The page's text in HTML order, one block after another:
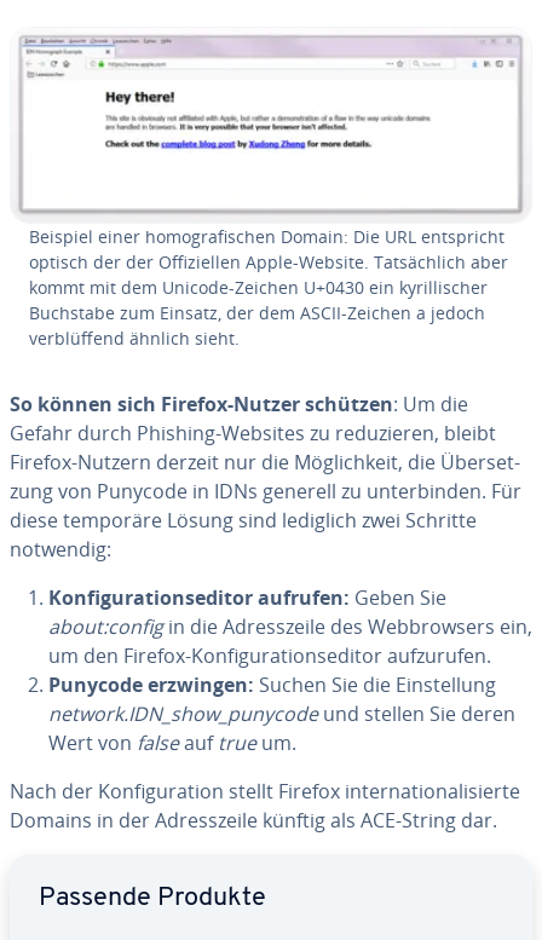
Beispiel einer ho­mo­gra­fi­schen Domain: Die URL ent­spricht
optisch der der Of­fi­zi­el­len Apple-Website. Tat­säch­lich aber
kommt mit dem Unicode-Zeichen U+0430 ein ky­ril­li­scher
Buchstabe zum Einsatz, der dem ASCII-Zeichen a jedoch
ver­blüf­fend ähnlich sieht.
So können sich Firefox-Nutzer schützen: Um die
Gefahr durch Phishing-Websites zu re­du­zie­ren, bleibt
Firefox-Nutzern derzeit nur die Mög­lich­keit, die Über­set­
zung von Punycode in IDNs generell zu un­ter­bin­den. Für
diese temporäre Lösung sind lediglich zwei Schritte
notwendig:
Kon­fi­gu­ra­ti­ons­edi­tor aufrufen: Geben Sie
about:configin die Adress­zei­le des Web­brow­sers ein,
um den Firefox-Kon­fi­gu­ra­ti­ons­edi­tor auf­zu­ru­fen.
Punycode erzwingen: Suchen Sie die Ein­stel­lung
network.IDN_show_punycodeund stellen Sie deren
Wert von falseauf trueum.
Nach der Kon­fi­gu­ra­ti­on stellt Firefox in­ter­na­tio­na­li­sier­te
Domains in der Adress­zei­le künftig als ACE-String dar.
Passende Produkte